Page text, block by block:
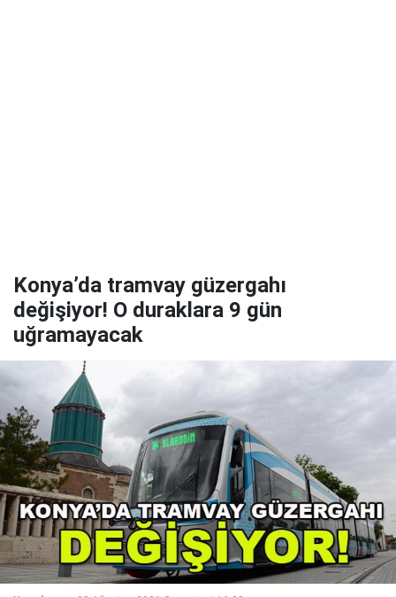
Konya’da tramvay güzergahı
değişiyor! O duraklara 9 gün
uğramayacak